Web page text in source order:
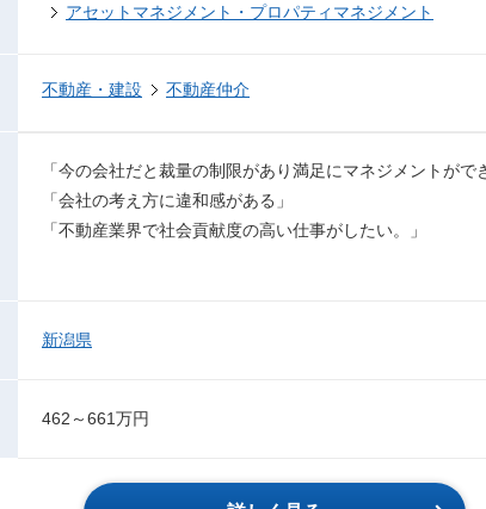
アセットマネジメント・プロパティマネジメント
不動産・建設 不動産仲介
「今の会社だと裁量の制限があり満足にマネジメントがで
「会社の考え方に違和感がある」
「不動産業界で社会貢献度の高い仕事がしたい。」
新潟県
462～661万円